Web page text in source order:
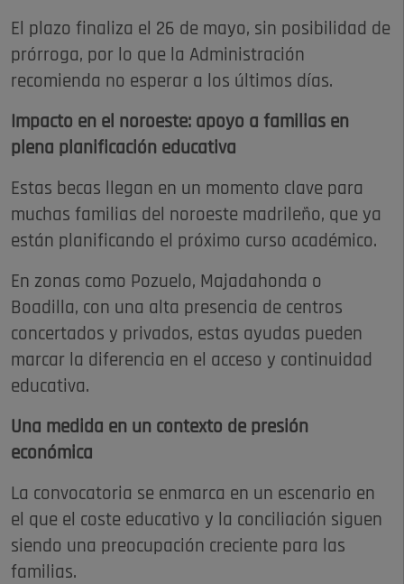
El plazo finaliza el 26 de mayo, sin posibilidad de
prórroga, por lo que la Administración
recomienda no esperar a los últimos días.
Impacto en el noroeste: apoyo a familias en
plena planificación educativa
Estas becas llegan en un momento clave para
muchas familias del noroeste madrileño, que ya
están planificando el próximo curso académico.
En zonas como Pozuelo, Majadahonda o
Boadilla, con una alta presencia de centros
concertados y privados, estas ayudas pueden
marcar la diferencia en el acceso y continuidad
educativa.
Una medida en un contexto de presión
económica
La convocatoria se enmarca en un escenario en
el que el coste educativo y la conciliación siguen
siendo una preocupación creciente para las
familias.